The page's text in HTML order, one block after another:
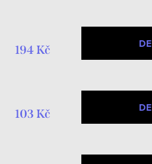
194 Kč
103 Kč